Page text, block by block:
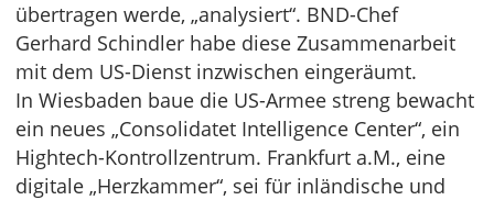
übertragen werde, „analysiert“. BND-Chef
Gerhard Schindler habe diese Zusammenarbeit
mit dem US-Dienst inzwischen eingeräumt.
In Wiesbaden baue die US-Armee streng bewacht
ein neues „Consolidatet Intelligence Center“, ein
Hightech-Kontrollzentrum. Frankfurt a.M., eine
digitale „Herzkammer“, sei für inländische und